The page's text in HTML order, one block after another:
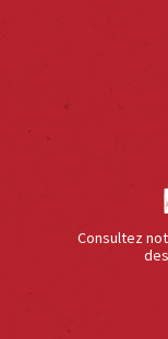
Consultez